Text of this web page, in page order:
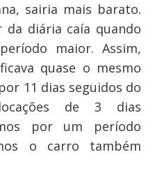
sairia mais barato.
da diária caía quando
maior. Assim,
quase o mesmo
11 dias seguidos do
de 3 dias
por um período
o carro também